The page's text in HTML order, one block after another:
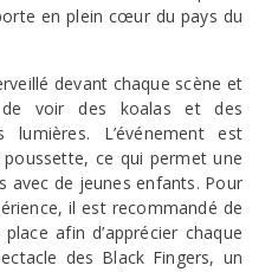
en plein cœur du pays du
devant chaque scène et
de voir des koalas et des
L’événement est
ce qui permet une
avec de jeunes enfants. Pour
il est recommandé de
afin d’apprécier chaque
des Black Fingers, un